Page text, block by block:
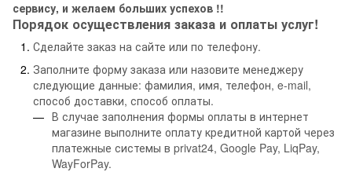
сервису, и желаем больших успехов !!
Порядок осуществления заказа и оплаты услуг!
Сделайте заказ на сайте или по телефону.
Заполните форму заказа или назовите менеджеру
следующие данные: фамилия, имя, телефон, e-mail,
способ доставки, способ оплаты.
В случае заполнения формы оплаты в интернет
магазине выполните оплату кредитной картой через
платежные системы в privat24, Google Pay, LiqPay,
WayForPay.